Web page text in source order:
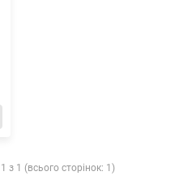
з 1 (всього сторінок: 1)